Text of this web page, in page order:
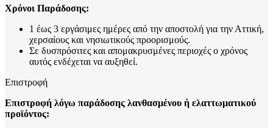
Χρόνοι Παράδοσης:
1 έως 3 εργάσιμες ημέρες από την αποστολή για την Αττική,
χερσαίους και νησιωτικούς προορισμούς.
Σε δυσπρόσιτες και απομακρυσμένες περιοχές ο χρόνος
αυτός ενδέχεται να αυξηθεί.
Επιστροφή
Επιστροφή λόγω παράδοσης λανθασμένου ή ελαττωματικού
προϊόντος: